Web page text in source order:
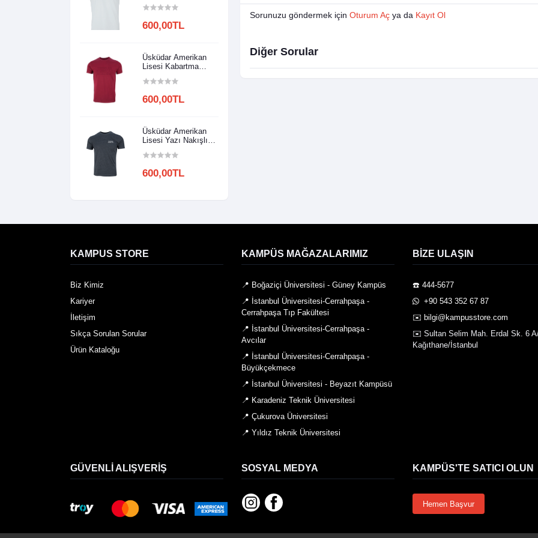
600,00TL
Üsküdar Amerikan
Lisesi Kabartma
600,00TL
Üsküdar Amerikan
Lisesi Yazı Nakışlı
600,00TL
Sorunuzu göndermek için Oturum Açya da Kayıt Ol
Diğer Sorular
KAMPUS STORE
Biz Kimiz
Kariyer
İletişim
Sıkça Sorulan Sorular
Ürün Kataloğu
KAMPÜS MAĞAZALARIMIZ
📍 Boğaziçi Üniversitesi - Güney Kampüs
📍 İstanbul Üniversitesi-Cerrahpaşa -
Cerrahpaşa Tıp Fakültesi
📍 İstanbul Üniversitesi-Cerrahpaşa -
Avcılar
📍 İstanbul Üniversitesi-Cerrahpaşa -
Büyükçekmece
📍 İstanbul Üniversitesi - Beyazıt Kampüsü
📍 Karadeniz Teknik Üniversitesi
📍 Çukurova Üniversitesi
📍 Yıldız Teknik Üniversitesi
BIZE ULAŞIN
☎️ 444-5677
️ +90 543 352 67 87
✉️ bilgi@kampusstore.com
✉️ Sultan Selim Mah. Erdal Sk. 6
Kağıthane/İstanbul
GÜVENLI ALIŞVERIŞ SOSYAL MEDYA KAMPÜS'TE SATICI OLUN
Hemen Başvur